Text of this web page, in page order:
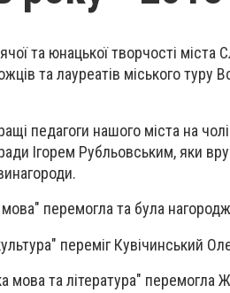
та юнацької творчості
та лауреатів міського туру
педагоги нашого міста на
Ігорем Рубльовським, яки
мова" перемогла та була
переміг Кувічинський
мова та література"